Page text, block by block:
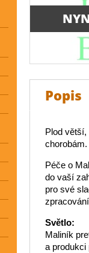
Popis
Plod
Péče o
do vaší
pro své
Světlo:
Maliník
a produkci